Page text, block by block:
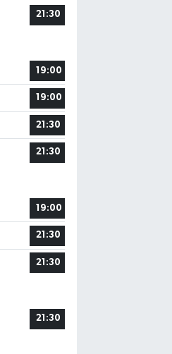
21:30
19:00
19:00
21:30
21:30
19:00
21:30
21:30
21:30